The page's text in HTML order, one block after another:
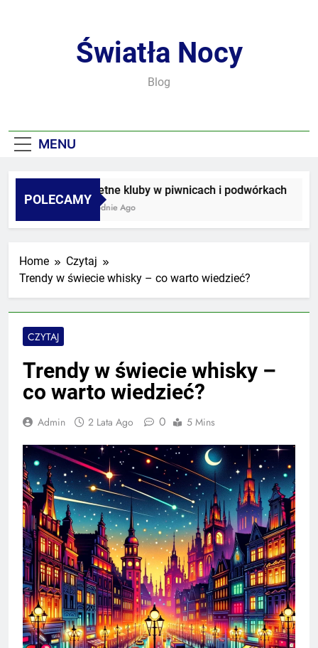
Światła Nocy
Blog
MENU
POLECAMY
Sekretne kluby w piwnicach i podwórkach
2 Tygodnie Ago
Home
Czytaj
Trendy w świecie whisky – co warto wiedzieć?
CZYTAJ
Trendy w świecie whisky –
co warto wiedzieć?
Admin 2 Lata Ago 0 5 Mins